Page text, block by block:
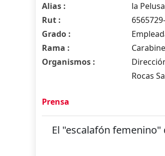
Alias :
la
Rut :
Grado :
Rama :
Organismos :
Rocas
Prensa
El "escalafón